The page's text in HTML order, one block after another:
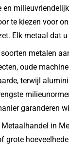
en
te kiezen voor
Elk metaal dat
metalen
oude
terwijl
garanderen
Metaalhandel in
grote